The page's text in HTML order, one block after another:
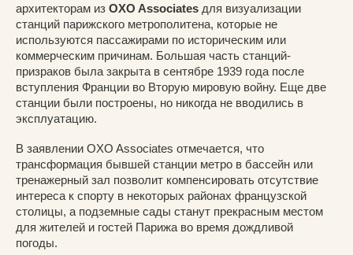
архитекторам из OXO Associates для визуализации
станций парижского метрополитена, которые не
используются пассажирами по историческим или
коммерческим причинам. Большая часть станций-
призраков была закрыта в сентябре 1939 года после
вступления Франции во Вторую мировую войну. Еще две
станции были построены, но никогда не вводились в
эксплуатацию.
В заявлении OXO Associates отмечается, что
трансформация бывшей станции метро в бассейн или
тренажерный зал позволит компенсировать отсутствие
интереса к спорту в некоторых районах французской
столицы, а подземные сады станут прекрасным местом
для жителей и гостей Парижа во время дождливой
погоды.